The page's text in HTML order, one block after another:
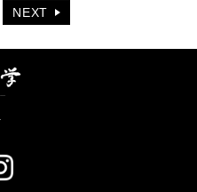
NEXT